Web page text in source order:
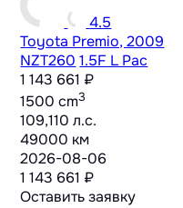
4.5
Toyota Premio, 2009
NZT260 1.5F L Pac
1 143 661 ₽
1500 cm3
109,110 л.с.
49000 км
2026-08-06
1 143 661 ₽
Оставить заявку